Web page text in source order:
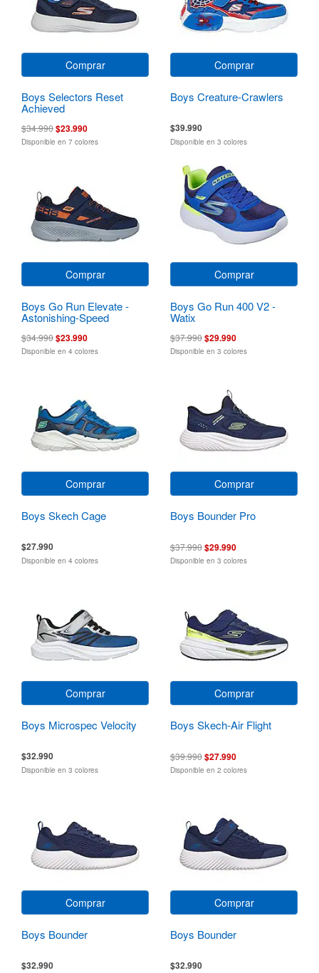
Comprar
Boys Selectors Reset
Achieved
$34.990$23.990
Disponible en 7 colores
Comprar
Boys Creature-Crawlers
$39.990
Disponible en 3 colores
Comprar
Boys Go Run Elevate -
Astonishing-Speed
$34.990$23.990
Disponible en 4 colores
Comprar
Boys Go Run 400 V2 -
Watix
$37.990$29.990
Disponible en 3 colores
Comprar
Boys Skech Cage
$27.990
Disponible en 4 colores
Comprar
Boys Bounder Pro
$37.990$29.990
Disponible en 3 colores
Comprar
Boys Microspec Velocity
$32.990
Disponible en 3 colores
Comprar
Boys Skech-Air Flight
$39.990$27.990
Disponible en 2 colores
Comprar
Boys Bounder
$32.990
Comprar
Boys Bounder
$32.990